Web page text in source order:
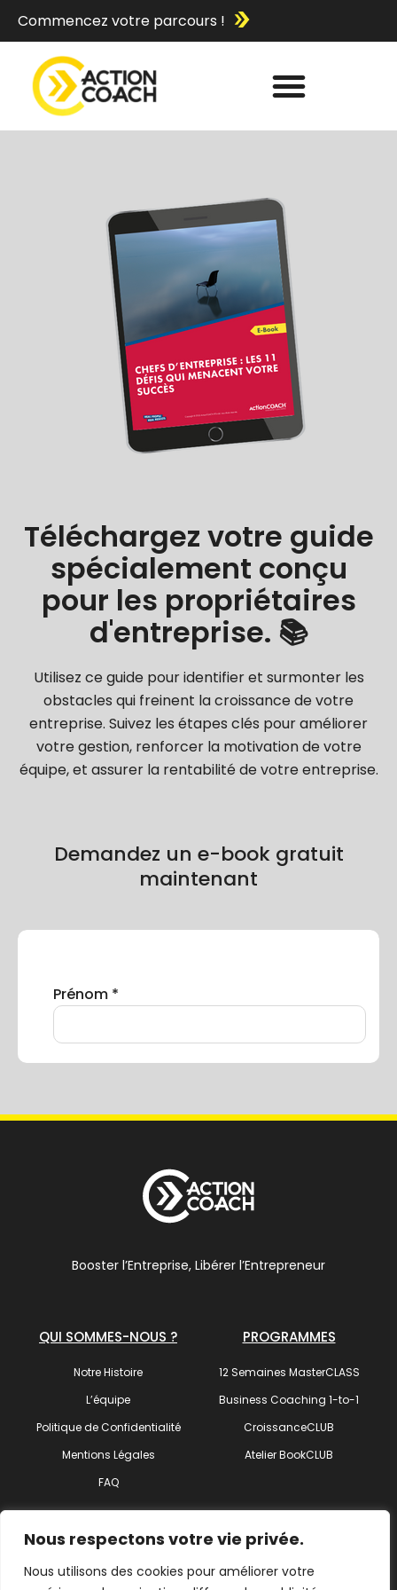
Nous respectons votre vie privée.
Nous utilisons des cookies pour améliorer votre
Commencez votre parcours !
Téléchargez votre guide
spécialement conçu
pour les propriétaires
d'entreprise. 📚
Utilisez ce guide pour identifier et surmonter les
obstacles qui freinent la croissance de votre
entreprise. Suivez les étapes clés pour améliorer
votre gestion, renforcer la motivation de votre
équipe, et assurer la rentabilité de votre entreprise.
Demandez un e-book gratuit
maintenant
Booster l’Entreprise, Libérer l’Entrepreneur
QUI SOMMES-NOUS ?
Notre Histoire
L’équipe
Politique de Confidentialité
Mentions Légales
FAQ
PROGRAMMES
12 Semaines MasterCLASS
Business Coaching 1-to-1
CroissanceCLUB
Atelier BookCLUB